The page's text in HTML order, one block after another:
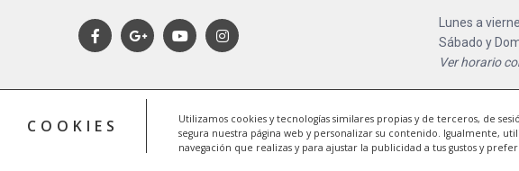
COOKIES
Utilizamos cookies y tecnologías similares propias y de terceros, de
segura nuestra página web y personalizar su contenido. Igualmente,
navegación que realizas y para ajustar la publicidad a tus gustos y
Lunes a
Sábado y
Ver horario